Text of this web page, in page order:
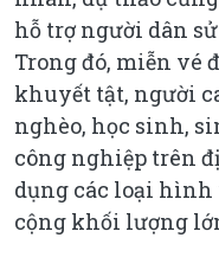
hỗ trợ người dân
Trong đó, miễn vé
khuyết tật, người
nghèo, học sinh,
công nghiệp trên
dụng các loại
cộng khối lượng